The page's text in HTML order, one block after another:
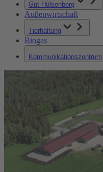
Gut Hülsenberg
Außenwirtschaft
Tierhaltung
Biogas
Kommunikationszentrum